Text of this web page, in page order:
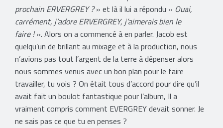
prochain ERVERGREY ?» et là il lui a répondu « Ouai,
carrément, j’adore ERVERGREY, j’aimerais bien le
faire !». Alors on a commencé à en parler. Jacob est
quelqu’un de brillant au mixage et à la production, nous
n’avions pas tout l’argent de la terre à dépenser alors
nous sommes venus avec un bon plan pour le faire
travailler, tu vois ? On était tous d’accord pour dire qu’il
avait fait un boulot fantastique pour l’album, Il a
vraiment compris comment EVERGREY devait sonner. Je
ne sais pas ce que tu en penses ?